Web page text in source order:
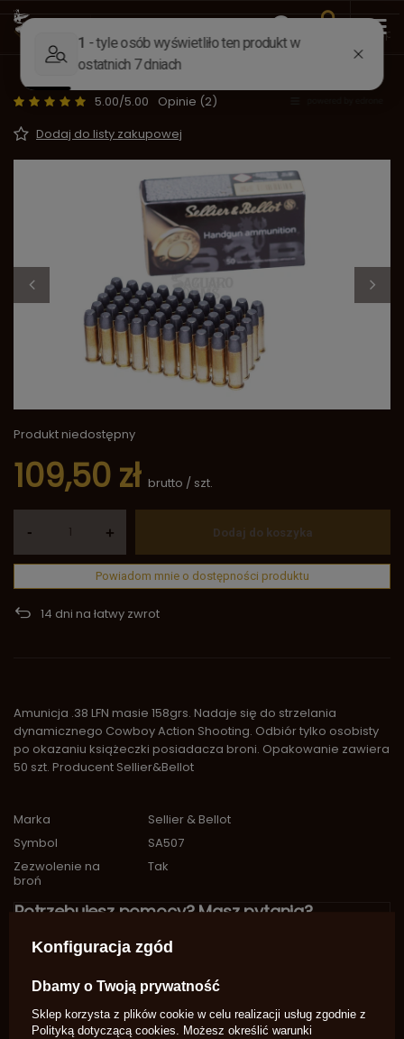
Strona główna Amunicja Amunicja scalona,
Amunicja .38 Special LFN op. 50 szt.
5.00/5.00
Opinie (2)
Dodaj do listy zakupowej
Produkt niedostępny
109,50 zł brutto / szt.
- + Dodaj do koszyka
Powiadom mnie o dostępności produktu
14 dni na łatwy zwrot
Amunicja .38 LFN masie 158grs. Nadaje się do strzelania
dynamicznego Cowboy Action Shooting. Odbiór tylko osobisty
po okazaniu książeczki posiadacza broni. Opakowanie zawiera
50 szt. Producent Sellier&Bellot
Marka
Sellier & Bellot
Symbol
SA507
Zezwolenie na
broń
Tak
Potrzebujesz pomocy? Masz pytania?
niezwłocznie, najciekawsze pytania i
odpowiedzi publikując dla innych.
OPINIE O AMUNICJA .38 SPECIAL LFN OP. 50 SZT.
Konfiguracja zgód
Dbamy o Twoją prywatność
Sklep korzysta z plików cookie w celu realizacji usług zgodnie z
Polityką dotyczącą cookies. Możesz określić warunki